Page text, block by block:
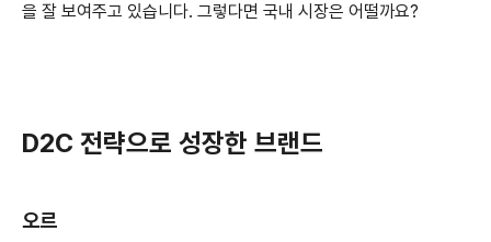
을 잘 보여주고 있습니다. 그렇다면 국내 시장은 어떨까요?
D2C 전략으로 성장한 브랜드
오르